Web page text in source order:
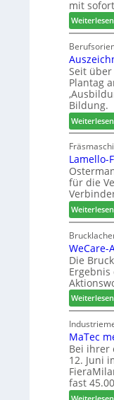
-
S
o
r
t
i
m
e
n
t
l
ä
e
mit
Weiterlesen:
N
s
f
Seit
Plantag
Bildung.
Weiterlesen:
c
n
Lamello-
für die
Weiterlesen:
o
WeCare-
Die
Weiterlesen:
MaTec
Bei ihrer
12. Juni
fast
: